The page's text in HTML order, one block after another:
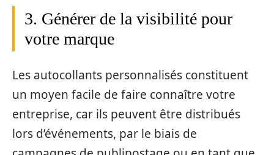
3. Générer de la visibilité pour
votre marque
Les autocollants personnalisés constituent
un moyen facile de faire connaître votre
entreprise, car ils peuvent être distribués
lors d’événements, par le biais de